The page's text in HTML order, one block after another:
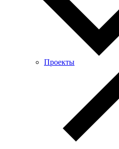
Проекты